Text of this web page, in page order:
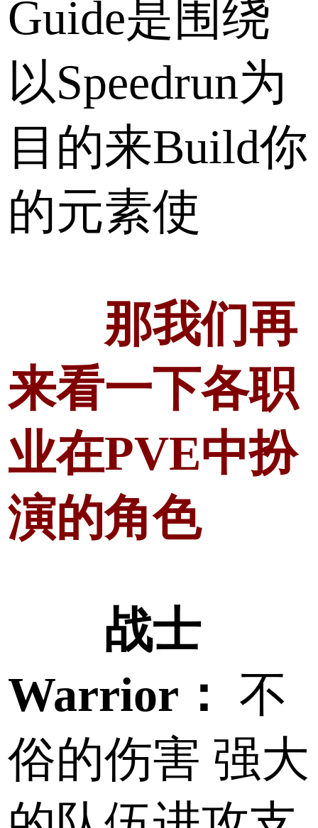
Guide是围绕
以Speedrun为
目的来Build你
的元素使
那我们再
来看一下各职
业在PVE中扮
演的角色
战士
Warrior： 不
俗的伤害 强大